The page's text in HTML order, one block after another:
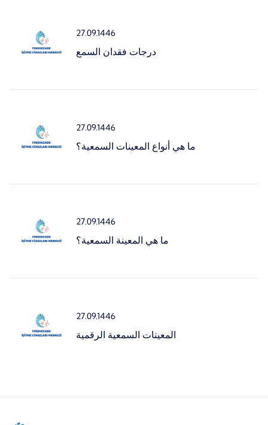
27.09.1446
درجات فقدان السمع
27.09.1446
ما هي أنواع المعينات السمعية؟
27.09.1446
ما هي المعينة السمعية؟
27.09.1446
المعينات السمعية الرقمية